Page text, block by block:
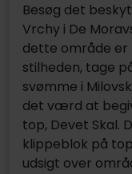
Besøg det
Vrchy i De
dette område er
stilheden, tage
svømme i
det værd at
top, Devet Skal.
klippeblok på
udsigt over